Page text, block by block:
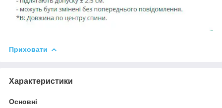
Приховати
Характеристики
Основні